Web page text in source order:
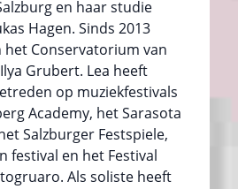
en haar studie
Hagen. Sinds 2013
het Conservatorium van
Grubert. Lea heeft
op muziekfestivals
Academy, het Sarasota
Salzburger Festspiele,
festival en het Festival
Als soliste heeft